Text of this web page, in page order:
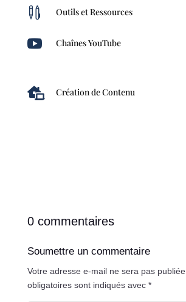
 Outils et Ressources
 Chaînes YouTube
 Création de Contenu
0 commentaires
Soumettre un commentaire
Votre adresse e-mail ne sera pas publiée.
obligatoires sont indiqués avec *